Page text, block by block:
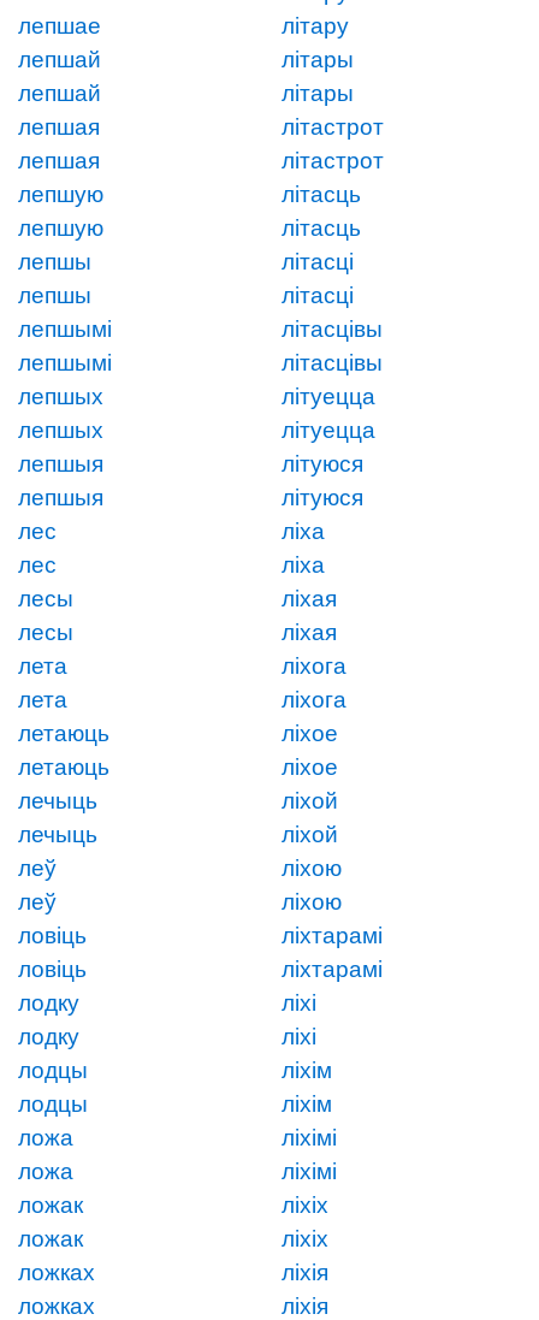
лепшае
лепшай
лепшай
лепшая
лепшая
лепшую
лепшую
лепшы
лепшы
лепшымі
лепшымі
лепшых
лепшых
лепшыя
лепшыя
лес
лес
лесы
лесы
лета
лета
летаюць
летаюць
лечыць
лечыць
леў
леў
ловіць
ловіць
лодку
лодку
лодцы
лодцы
ложа
ложа
ложак
ложак
ложках
ложках
літару
літары
літары
літастрот
літастрот
літасць
літасць
літасці
літасці
літасцівы
літасцівы
літуецца
літуецца
літуюся
літуюся
ліха
ліха
ліхая
ліхая
ліхога
ліхога
ліхое
ліхое
ліхой
ліхой
ліхою
ліхою
ліхтарамі
ліхтарамі
ліхі
ліхі
ліхім
ліхім
ліхімі
ліхімі
ліхіх
ліхіх
ліхія
ліхія